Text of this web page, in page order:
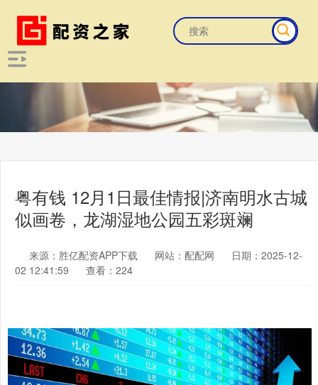
粤有钱 12月1日最佳情报|济南明水古城
似画卷，龙湖湿地公园五彩斑斓
来源：胜亿配资APP下载 网站：配配网
日期：2025-12-
02 12:41:59
查看：224